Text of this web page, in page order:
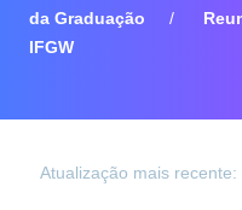
da Graduação
IFGW
Atualização mais